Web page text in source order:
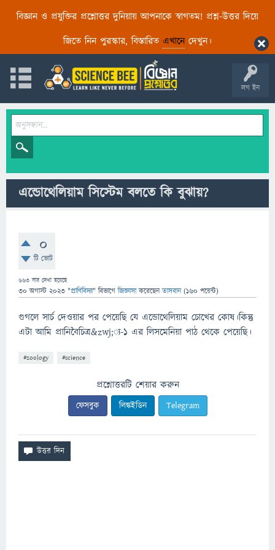
বিজ্ঞান ও প্রযুক্তির প্রশ্নোত্তর দুনিয়ায় আপনাকে স্বাগতম! প্রশ্ন-উত্তর দিয়ে
জিতে নিন পুরস্কার, বিস্তারিত এখানেদেখুন।
লগ ইন
এন্ডোথেলিয়াম সিস্টেম বলতে কি বুঝায়?
0
টি ভোট
663 বার দেখা হয়েছে
30 অগাস্ট 2023 "প্রাণিবিদ্যা" বিভাগে জিজ্ঞাসাকরেছেনতাসবান (160 পয়েন্ট)
গুগলে সার্চ দেওয়ার পর পেয়েছি যে এন্ডোথেলিয়াম চোখের কোষ।কিন্তু
এটা আমি প্রানিবৈচিত্র&zwj;্য-১ এর লিসমেনিয়া পাঠ থেকে পেয়েছি।
#zoology #science
প্রশ্নোত্তরটি শেয়ার করুন
ফেসবুক লিঙ্কইডিন Telegram